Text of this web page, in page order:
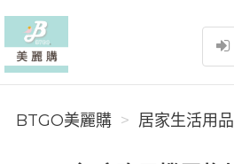
BTGO美麗購
BTGO美麗購 居家生活用品